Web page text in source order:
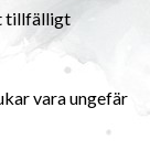
tillfälligt
vara ungefär